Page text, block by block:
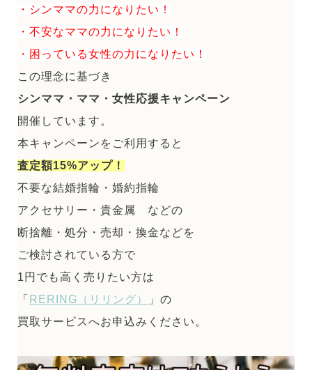
・シンママの力になりたい！
・不安なママの力になりたい！
・困っている女性の力になりたい！
この理念に基づき
シンママ・ママ・女性応援キャンペーン
開催しています。
本キャンペーンをご利用すると
査定額15%アップ！
不要な結婚指輪・婚約指輪
アクセサリー・貴金属 などの
断捨離・処分・売却・換金などを
ご検討されている方で
1円でも高く売りたい方は
「 RERING（リリング）
」の
買取サービスへお申込みください。